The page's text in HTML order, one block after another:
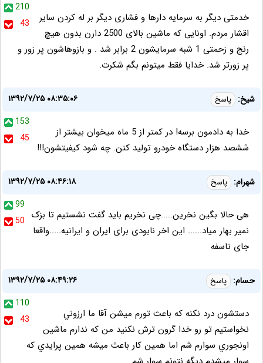
210
43
خدمتی دیگر به سرمایه دارها و فشاری دیگر بر له کردن سایر
اقشار مردم. اونایی که ماشین بالای 2500 دارن بدون هیچ
رنج و زحمتی 1 شبه سرمایشون 2 برابر شد . و بازوهاشون پر زور و
پر زورتر شد. خدایا فقط میتونم بگم شکرت.
شیخ: پاسخ
۱۳۹۲/۷/۲۵ ۰۸:۳۵:۰۶
153
45
خدا به دادمون برسه! در کمتر از 5 ماه میخوان بیشتر از
ششصد هزار دستگاه خودرو تولید کنن. چه شود کیفیتشون!!!
شهرام: پاسخ
۱۳۹۲/۷/۲۵ ۰۸:۴۶:۱۸
99
50 هی حالا بگین نخرین.....چی نخریم باید گفت نشستیم تا بزک
نمیر بهار میاد...... این اخر نابودی برای ایران و ایرانیه.....واقعا
جای تاسفه
حسام: پاسخ
۱۳۹۲/۷/۲۵ ۰۸:۴۹:۲۶
110
43
دستشون درد نكنه كه باعث تورم ميشن آقا ما ارزوني
نخواستيم تو رو خدا گرون ترش نكنيد من كه ندارم ماشين
اونجوري سوارم شم اما همين كار باعث ميشه همين پرايدي كه